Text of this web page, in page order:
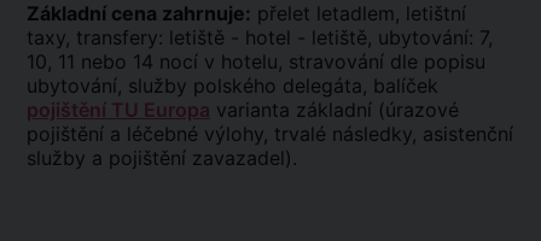
Základní cena zahrnuje: přelet letadlem, letištní
taxy, transfery: letiště - hotel - letiště, ubytování: 7,
10, 11 nebo 14 nocí v hotelu, stravování dle popisu
ubytování, služby polského delegáta, balíček
pojištění TU Europa varianta základní (úrazové
pojištění a léčebné výlohy, trvalé následky, asistenční
služby a pojištění zavazadel).